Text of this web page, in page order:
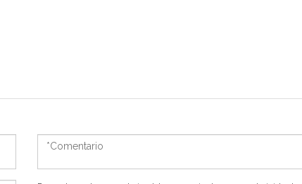
*Comentario